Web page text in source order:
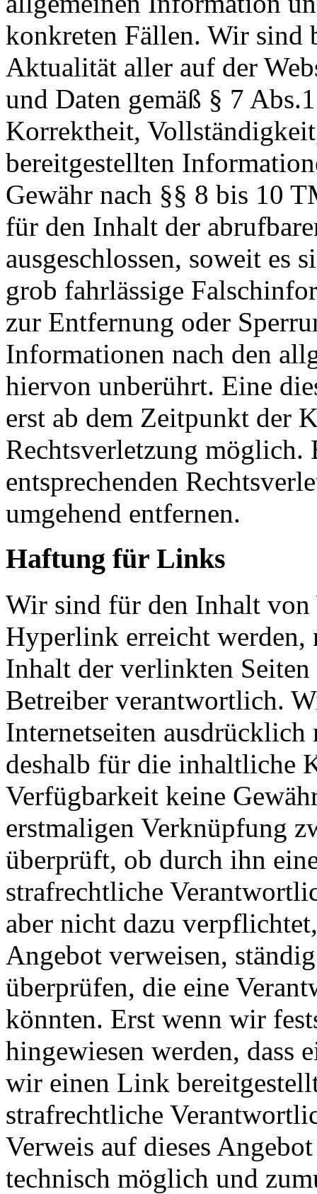
konkreten Fällen. Wir
Aktualität aller auf der
und Daten gemäß § 7
Korrektheit,
bereitgestellten
Gewähr nach §§ 8 bis 10
für den Inhalt der
ausgeschlossen, soweit es
grob fahrlässige
zur Entfernung oder
Informationen nach den
hiervon unberührt. Eine
erst ab dem Zeitpunkt der
Rechtsverletzung möglich.
entsprechenden
umgehend entfernen.
Haftung für Links
Wir sind für den Inhalt von
Hyperlink erreicht
Inhalt der verlinkten
Betreiber verantwortlich.
Internetseiten
deshalb für die inhaltliche
Verfügbarkeit keine
erstmaligen Verknüpfung
überprüft, ob durch ihn
strafrechtliche
aber nicht dazu
Angebot verweisen,
überprüfen, die eine
könnten. Erst wenn wir
hingewiesen werden, dass
wir einen Link
strafrechtliche
Verweis auf dieses
technisch möglich und